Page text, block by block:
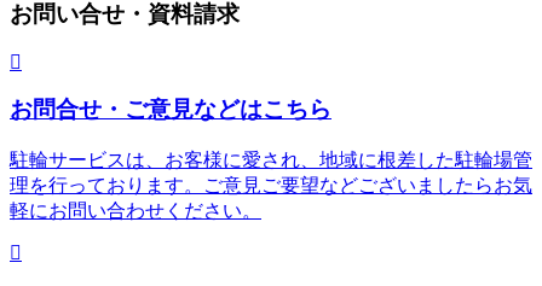
お問い合せ・資料請求
お問合せ・ご意見などはこちら
駐輪サービスは、お客様に愛され、地域に根差した駐輪場管
理を行っております。ご意見ご要望などございましたらお気
軽にお問い合わせください。